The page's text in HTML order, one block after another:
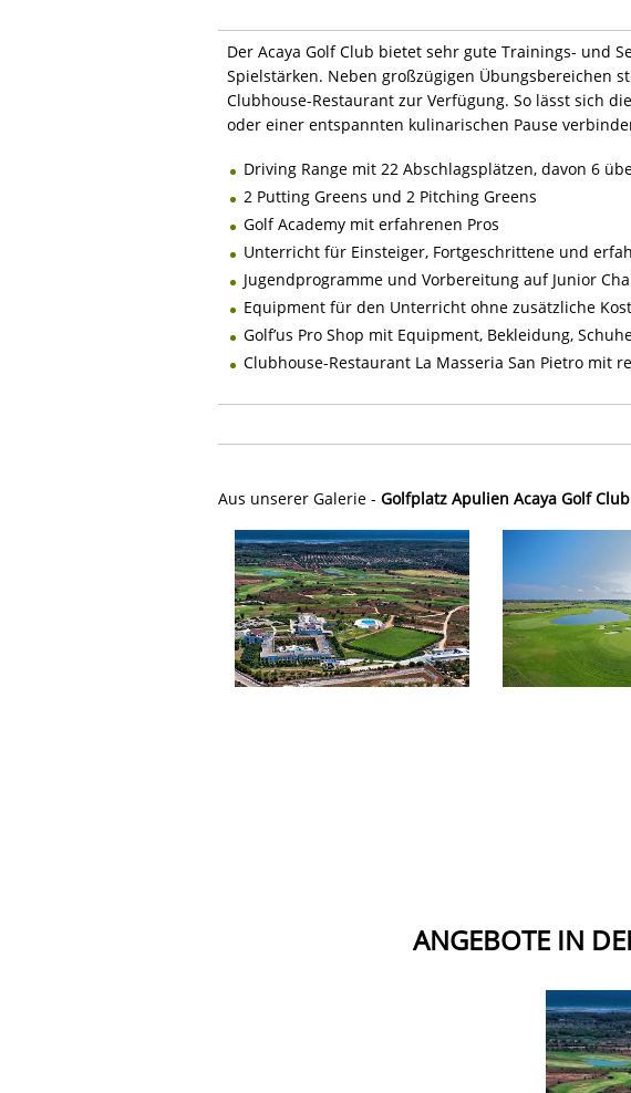
Der Acaya Golf Club bietet sehr gute Trainings- und
Spielstärken. Neben großzügigen Übungsbereichen
Clubhouse-Restaurant zur Verfügung. So lässt sich
oder einer entspannten kulinarischen Pause
Driving Range mit 22 Abschlagsplätzen, davon 6
2 Putting Greens und 2 Pitching Greens
Golf Academy mit erfahrenen Pros
Unterricht für Einsteiger, Fortgeschrittene und
Jugendprogramme und Vorbereitung auf Junior
Equipment für den Unterricht ohne zusätzliche
Golf’us Pro Shop mit Equipment, Bekleidung,
Clubhouse-Restaurant La Masseria San Pietro mit
Aus unserer Galerie - Golfplatz Apulien Acaya Golf
ANGEBOTE IN